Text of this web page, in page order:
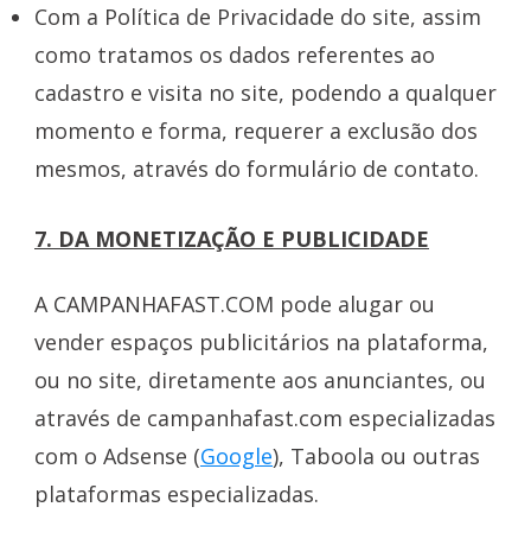
Com a Política de Privacidade do site, assim
como tratamos os dados referentes ao
cadastro e visita no site, podendo a qualquer
momento e forma, requerer a exclusão dos
mesmos, através do formulário de contato.
7. DA MONETIZAÇÃO E PUBLICIDADE
A CAMPANHAFAST.COM pode alugar ou
vender espaços publicitários na plataforma,
ou no site, diretamente aos anunciantes, ou
através de campanhafast.com especializadas
com o Adsense (Google), Taboola ou outras
plataformas especializadas.